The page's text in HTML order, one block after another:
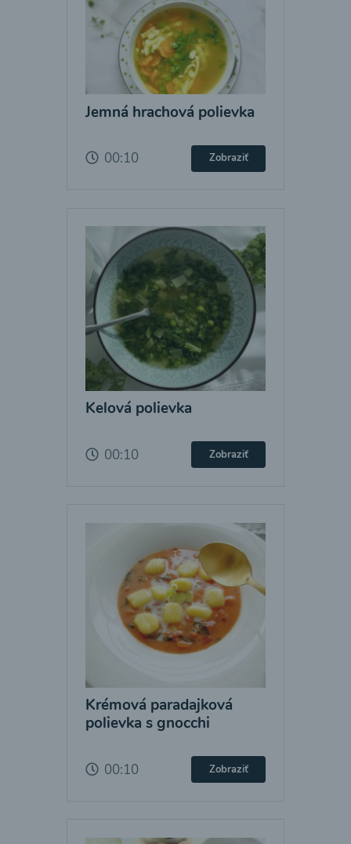
Jemná hrachová polievka
00:10 Zobraziť
Kelová polievka
00:10 Zobraziť
Krémová paradajková
polievka s gnocchi
00:10 Zobraziť